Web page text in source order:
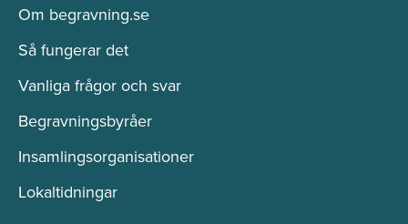
Om begravning.se
Så fungerar det
Vanliga frågor och svar
Begravningsbyråer
Insamlingsorganisationer
Lokaltidningar